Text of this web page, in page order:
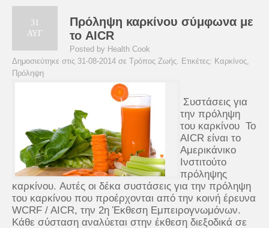
31
ΑΥΓ
Πρόληψη καρκίνου σύμφωνα με
το AICR
Posted by Health Cook
Δημοσιεύτηκε στις 31-08-2014 σε Τρόπος Ζωής. Ετικέτες: Καρκίνος,
Πρόληψη
Συστάσεις για
την πρόληψη
του καρκίνου To
AICR είναι το
Αμερικάνικο
Ινστιτούτο
πρόληψης
καρκίνου. Αυτές οι δέκα συστάσεις για την πρόληψη
του καρκίνου που προέρχονται από την κοινή έρευνα
WCRF / AICR, την 2η Έκθεση Εμπειρογνωμόνων.
Κάθε σύσταση αναλύεται στην έκθεση διεξοδικά σε